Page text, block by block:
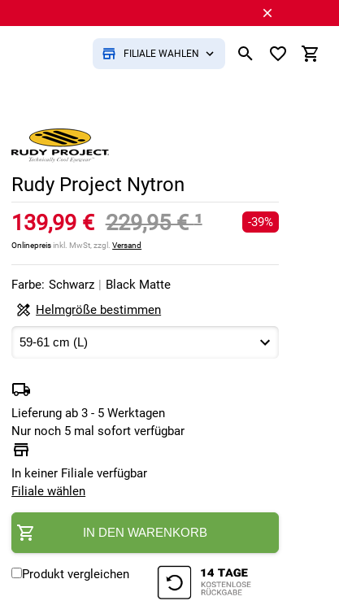
FILIALE WÄHLEN
Rudy Project Nytron
139,99 € 229,95 €¹
Onlinepreisinkl. MwSt, zzgl.Versand
-39%
Farbe: Schwarz | Black Matte
Helmgröße bestimmen
Lieferung ab 3 - 5 Werktagen
Nur noch 5 mal sofort verfügbar
In keiner Filiale verfügbar
Filiale wählen
IN DEN WARENKORB
Produkt vergleichen